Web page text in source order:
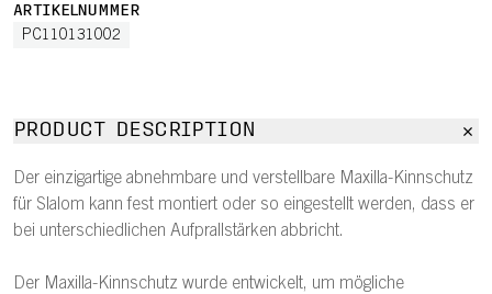
ARTIKELNUMMER
PC110131002
PRODUCT DESCRIPTION
Der einzigartige abnehmbare und verstellbare Maxilla-Kinnschutz
für Slalom kann fest montiert oder so eingestellt werden, dass er
bei unterschiedlichen Aufprallstärken abbricht.
Der Maxilla-Kinnschutz wurde entwickelt, um mögliche